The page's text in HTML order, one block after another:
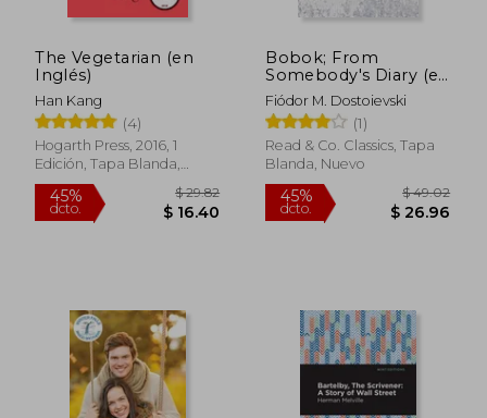
45%
The Vegetarian (en
Inglés)
Han Kang
(4)
Hogarth Press, 2016, 1
Edición, Tapa Blanda,
Nuevo
Bobok; From
Somebody's Diary (en
Inglés)
Fiódor M. Dostoievski
(1)
Read & Co. Classics, Tapa
Blanda, Nuevo